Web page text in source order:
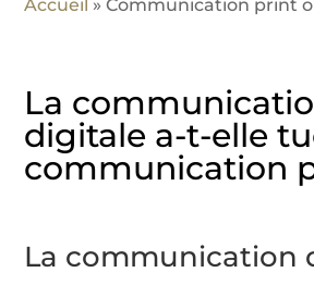
Accueil »Communication print
La
digitale a-t-elle
communication
La communication